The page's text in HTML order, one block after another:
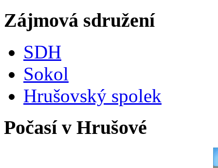
Zájmová sdružení
SDH
Sokol
Hrušovský spolek
Počasí v Hrušové